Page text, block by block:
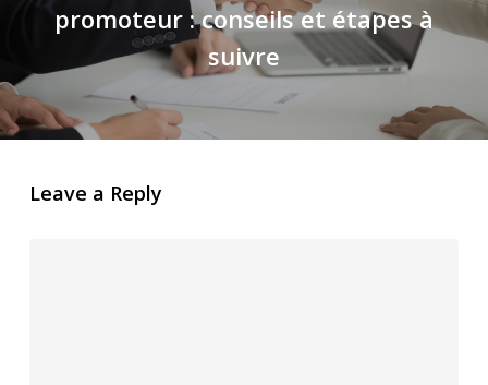
promoteur : conseils et étapes à
suivre
Leave a Reply